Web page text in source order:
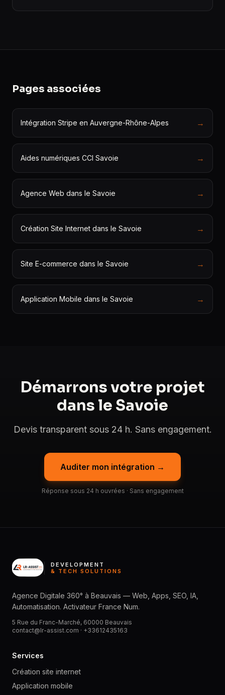
Pages associées
Intégration Stripe en Auvergne-Rhône-Alpes →
Aides numériques CCI Savoie →
Agence Web dans le Savoie →
Création Site Internet dans le Savoie →
Site E-commerce dans le Savoie →
Application Mobile dans le Savoie →
Démarrons votre projet
dans le Savoie
Devis transparent sous 24 h. Sans engagement.
Auditer mon intégration →
Réponse sous 24 h ouvrées · Sans engagement
DEVELOPMENT
& TECH SOLUTIONS
Agence Digitale 360° à Beauvais — Web, Apps, SEO, IA,
Automatisation. Activateur France Num.
5 Rue du Franc-Marché, 60000 Beauvais
contact@lr-assist.com · +33612435163
Services
Création site internet
Application mobile